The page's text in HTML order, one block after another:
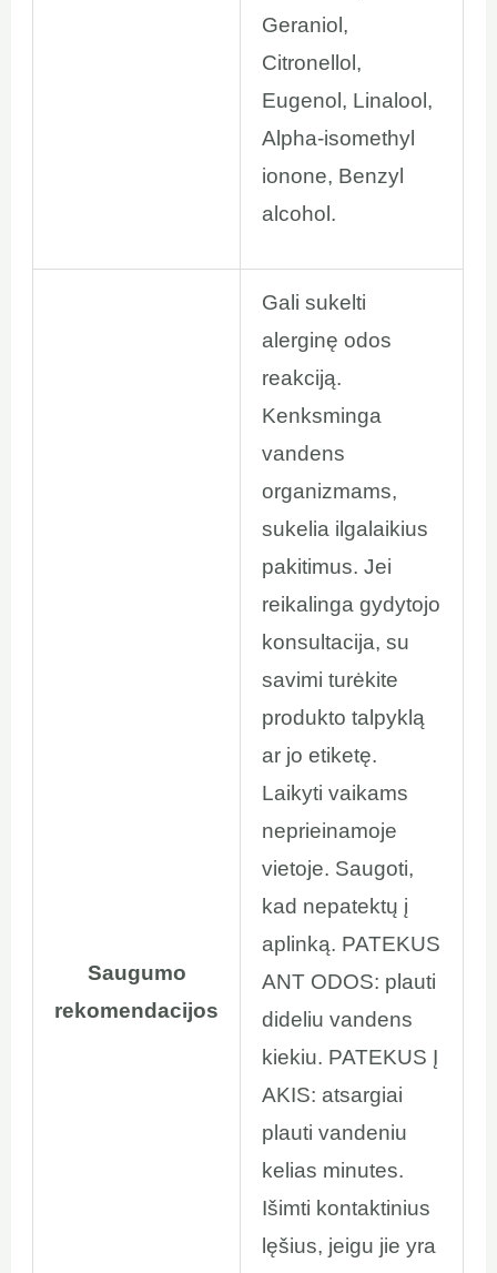
Geraniol,
Citronellol,
Eugenol, Linalool,
Alpha-isomethyl
ionone, Benzyl
alcohol.
Saugumo
rekomendacijos
Gali sukelti
alerginę odos
reakciją.
Kenksminga
vandens
organizmams,
sukelia ilgalaikius
pakitimus. Jei
reikalinga gydytojo
konsultacija, su
savimi turėkite
produkto talpyklą
ar jo etiketę.
Laikyti vaikams
neprieinamoje
vietoje. Saugoti,
kad nepatektų į
aplinką. PATEKUS
ANT ODOS: plauti
dideliu vandens
kiekiu. PATEKUS Į
AKIS: atsargiai
plauti vandeniu
kelias minutes.
Išimti kontaktinius
lęšius, jeigu jie yra